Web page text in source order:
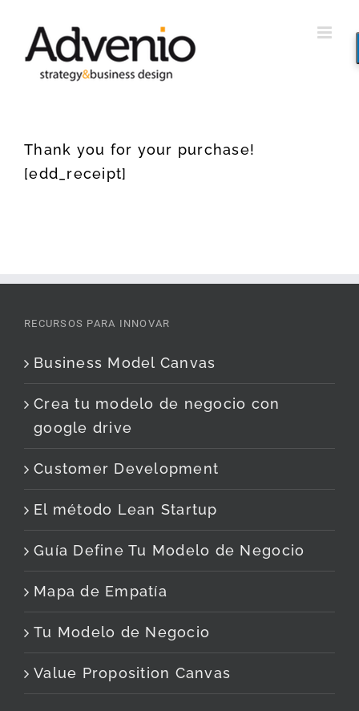
contenido
Thank you for your purchase!
[edd_receipt]
RECURSOS PARA INNOVAR
Business Model Canvas
Crea tu modelo de negocio con
google drive
Customer Development
El método Lean Startup
Guía Define Tu Modelo de Negocio
Mapa de Empatía
Tu Modelo de Negocio
Value Proposition Canvas